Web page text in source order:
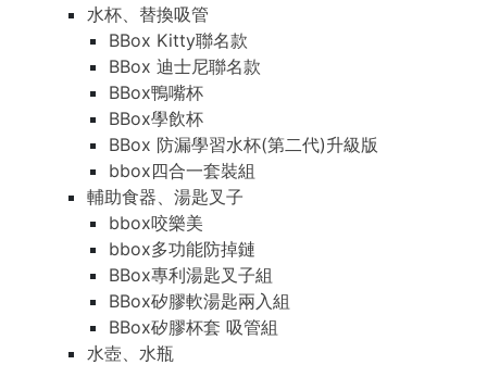
水杯、替換吸管
BBox Kitty聯名款
BBox 迪士尼聯名款
BBox鴨嘴杯
BBox學飲杯
BBox 防漏學習水杯(第二代)升級版
bbox四合一套裝組
輔助食器、湯匙叉子
bbox咬樂美
bbox多功能防掉鏈
BBox專利湯匙叉子組
BBox矽膠軟湯匙兩入組
BBox矽膠杯套 吸管組
水壺、水瓶